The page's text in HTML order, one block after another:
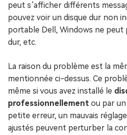
peut s’afficher différents
pouvez voir un disque dur non
portable Dell, Windows ne peut
dur, etc.
La raison du problème est la
mentionnée ci-dessus. Ce
même si vous avez installé le
professionnellement ou par
petite erreur, un mauvais
ajustés peuvent perturber la